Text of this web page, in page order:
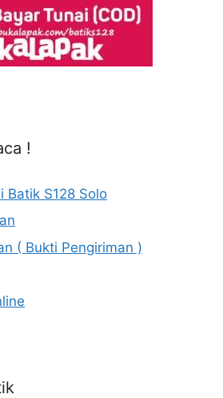
!
Batik S128 Solo
( Bukti Pengiriman )